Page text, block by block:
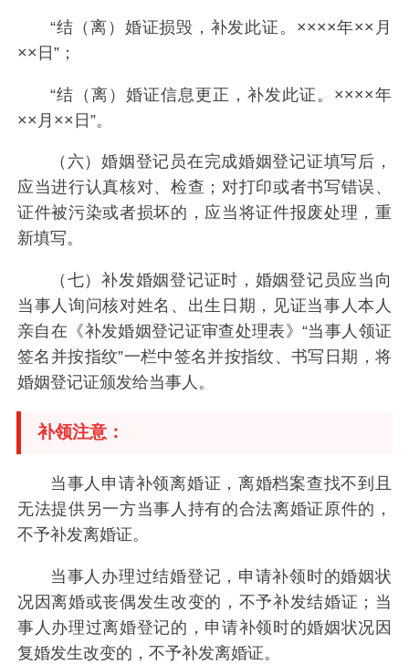
“结（离）婚证损毁，补发此证。××××年××月
××日”；
“结（离）婚证信息更正，补发此证。××××年
××月××日”。
（六）婚姻登记员在完成婚姻登记证填写后，
应当进行认真核对、检查；对打印或者书写错误、
证件被污染或者损坏的，应当将证件报废处理，重
新填写。
（七）补发婚姻登记证时，婚姻登记员应当向
当事人询问核对姓名、出生日期，见证当事人本人
亲自在《补发婚姻登记证审查处理表》“当事人领证
签名并按指纹”一栏中签名并按指纹、书写日期，将
婚姻登记证颁发给当事人。
补领注意：
当事人申请补领离婚证，离婚档案查找不到且
无法提供另一方当事人持有的合法离婚证原件的，
不予补发离婚证。
当事人办理过结婚登记，申请补领时的婚姻状
况因离婚或丧偶发生改变的，不予补发结婚证；当
事人办理过离婚登记的，申请补领时的婚姻状况因
复婚发生改变的，不予补发离婚证。